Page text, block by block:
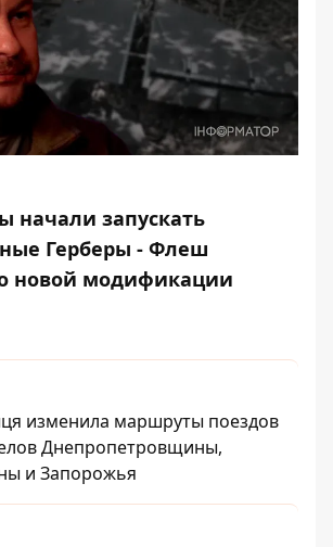
начали запускать
Герберы - Флеш
новой модификации
изменила маршруты поездов
Днепропетровщины,
и Запорожья